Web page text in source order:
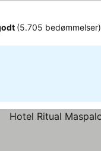
(5.705 bedømmelser)